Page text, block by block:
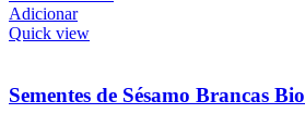
Adicionar
Quick view
Sementes de Sésamo Brancas Bio